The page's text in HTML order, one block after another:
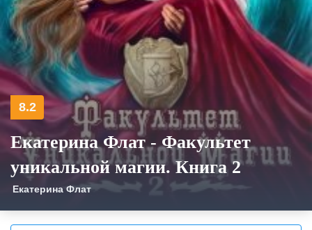
8.2
Екатерина Флат - Факультет
уникальной магии. Книга 2
Екатерина Флат